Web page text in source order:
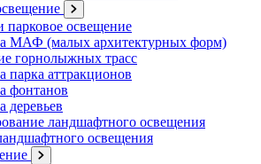
парковое освещение
МАФ (малых архитектурных форм)
горнолыжных трасс
парка аттракционов
фонтанов
деревьев
ландшафтного освещения
освещения